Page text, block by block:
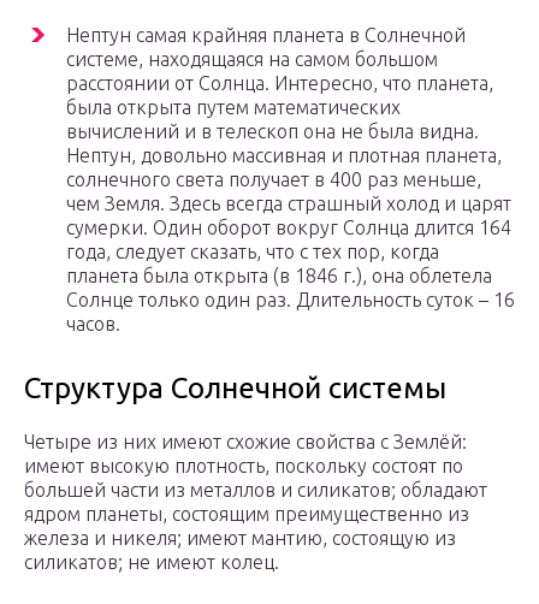
Нептун самая крайняя планета в Солнечной
системе, находящаяся на самом большом
расстоянии от Солнца. Интересно, что планета,
была открыта путем математических
вычислений и в телескоп она не была видна.
Нептун, довольно массивная и плотная планета,
солнечного света получает в 400 раз меньше,
чем Земля. Здесь всегда страшный холод и царят
сумерки. Один оборот вокруг Солнца длится 164
года, следует сказать, что с тех пор, когда
планета была открыта (в 1846 г.), она облетела
Солнце только один раз. Длительность суток – 16
часов.
Структура Солнечной системы
Четыре из них имеют схожие свойства с Землёй:
имеют высокую плотность, поскольку состоят по
большей части из металлов и силикатов; обладают
ядром планеты, состоящим преимущественно из
железа и никеля; имеют мантию, состоящую из
силикатов; не имеют колец.